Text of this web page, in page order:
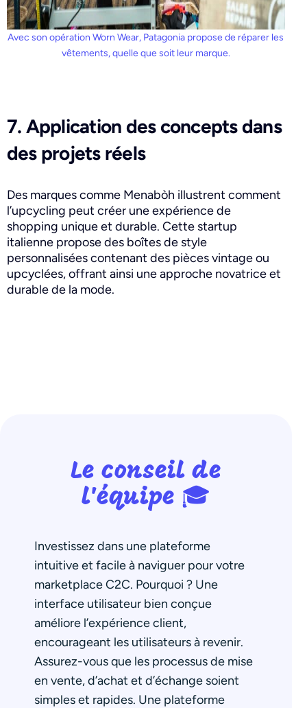
Avec son opération Worn Wear, Patagonia propose de réparer les
vêtements, quelle que soit leur marque.
7. Application des concepts dans
des projets réels
Des marques comme Menabòh illustrent comment
l’upcycling peut créer une expérience de
shopping unique et durable. Cette startup
italienne propose des boîtes de style
personnalisées contenant des pièces vintage ou
upcyclées, offrant ainsi une approche novatrice et
durable de la mode.
Le conseil de
l'équipe 🎓
Investissez dans une plateforme
intuitive et facile à naviguer pour votre
marketplace C2C. Pourquoi ? Une
interface utilisateur bien conçue
améliore l’expérience client,
encourageant les utilisateurs à revenir.
Assurez-vous que les processus de mise
en vente, d’achat et d’échange soient
simples et rapides. Une plateforme